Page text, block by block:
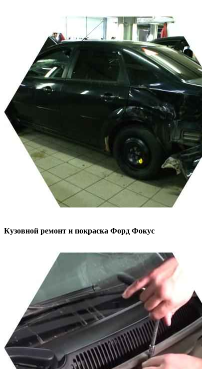
Кузовной ремонт и покраска Форд Фокус